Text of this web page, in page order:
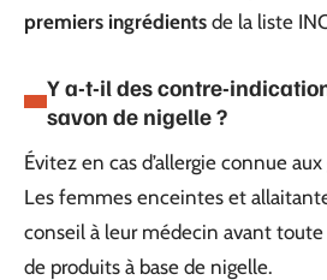
premiers ingrédients de la liste
Y a-t-il des contre-
savon de nigelle ?
Évitez en cas d’allergie connue
Les femmes enceintes et
conseil à leur médecin avant toute
de produits à base de nigelle.